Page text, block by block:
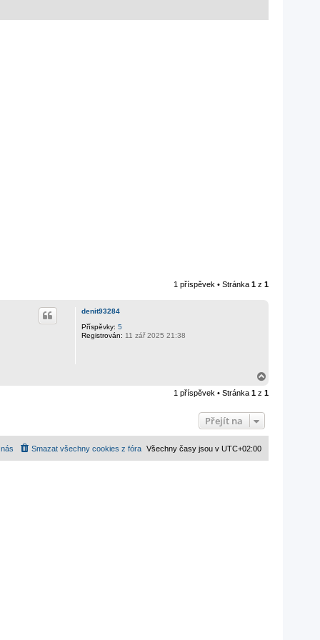
1 příspěvek • Stránka 1 z 1
denit93284
Příspěvky: 5
Registrován: 11 zář 2025 21:38
h
1 příspěvek • Stránka 1 z 1
Přejít na
Všechny časy jsou v UTC+02:00
Smazat všechny cookies z fóra